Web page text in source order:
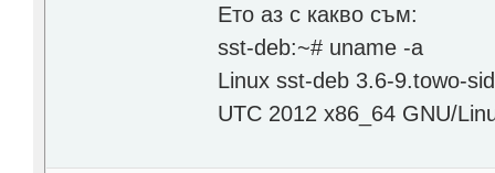
Ето аз с какво съм:
sst-deb:~# uname -a
Linux sst-deb 3.6-9.towo-
UTC 2012 x86_64 GNU/